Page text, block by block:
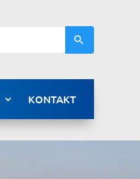
KONTAKT